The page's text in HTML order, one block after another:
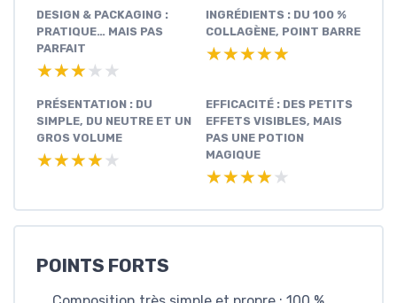
DESIGN & PACKAGING :
PRATIQUE… MAIS PAS
PARFAIT
★★★★★
★★★★★
INGRÉDIENTS : DU 100 %
COLLAGÈNE, POINT BARRE
★★★★★
★★★★★
PRÉSENTATION : DU
SIMPLE, DU NEUTRE ET UN
GROS VOLUME
★★★★★
★★★★★
EFFICACITÉ : DES PETITS
EFFETS VISIBLES, MAIS
PAS UNE POTION
MAGIQUE
★★★★★
★★★★★
POINTS FORTS